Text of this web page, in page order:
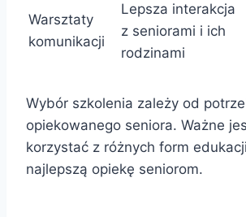
Warsztaty
komunikacji
Lepsza interakcja
z seniorami i ich
rodzinami
Wybór szkolenia zależy od
opiekowanego seniora. Ważne
korzystać z różnych form
najlepszą opiekę seniorom.